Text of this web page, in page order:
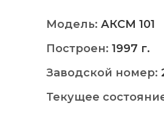
Модель: АКСМ 101
Построен: 1997 г.
Заводской номер:
Текущее